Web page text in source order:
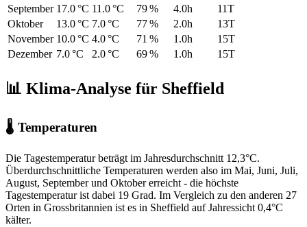
September 17.0 °C 11.0 °C 79 % 4.0h
11T
Oktober
13.0 °C 7.0 °C 77 % 2.0h
13T
November 10.0 °C 4.0 °C 71 % 1.0h
15T
Dezember 7.0 °C 2.0 °C 69 % 1.0h 15T
📊 Klima-Analyse für Sheffield
🌡 Temperaturen
Die Tagestemperatur beträgt im Jahresdurchschnitt 12,3°C.
Überdurchschnittliche Temperaturen werden also im Mai, Juni, Juli,
August, September und Oktober erreicht - die höchste
Tagestemperatur ist dabei 19 Grad. Im Vergleich zu den anderen 27
Orten in Grossbritannien ist es in Sheffield auf Jahressicht 0,4°C
kälter.